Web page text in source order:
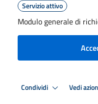
Servizio attivo
Modulo generale di
Condividi Vedi